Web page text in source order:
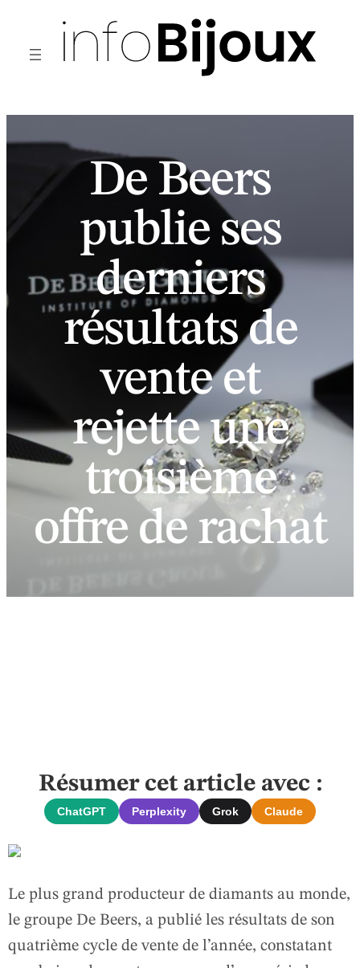
De Beers
publie ses
derniers
résultats de
vente et
rejette une
troisième
offre de rachat
Résumer cet article avec :
ChatGPT Perplexity Grok Claude
Le plus grand producteur de diamants au monde,
le groupe De Beers, a publié les résultats de son
quatrième cycle de vente de l’année, constatant